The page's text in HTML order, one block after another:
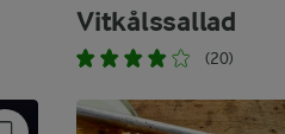
Vitkålssallad
(20)